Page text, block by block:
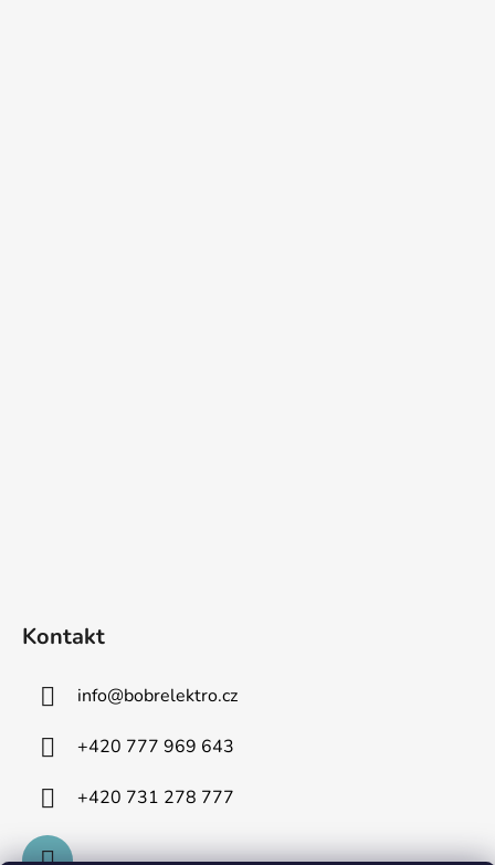
Kontakt
info@bobrelektro.cz
+420 777 969 643
+420 731 278 777